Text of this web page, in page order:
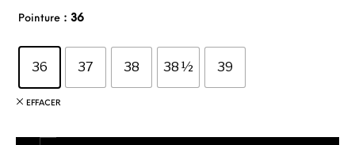
Pointure : 36
36 37 38 38 ½ 39
EFFACER